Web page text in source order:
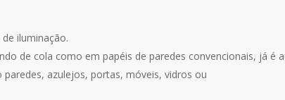
iluminação.
de cola como em papéis de paredes convencionais, já é
azulejos, portas, móveis, vidros ou